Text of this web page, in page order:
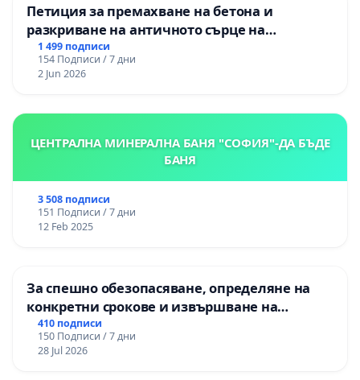
Петиция за премахване на бетона и
разкриване на античното сърце на
Могиланската могила във Враца
1 499 подписи
154 Подписи / 7 дни
2 Jun 2026
ЦЕНТРАЛНА МИНЕРАЛНА БАНЯ "СОФИЯ"-ДА БЪДЕ
БАНЯ
3 508 подписи
151 Подписи / 7 дни
12 Feb 2025
За спешно обезопасяване, определяне на
конкретни срокове и извършване на
цялостна рехабилитация на
републиканския път между пътен възел АМ
„Тракия“ - гр. Ихтиман - с. Мирово - к.к.
410 подписи
150 Подписи / 7 дни
28 Jul 2026